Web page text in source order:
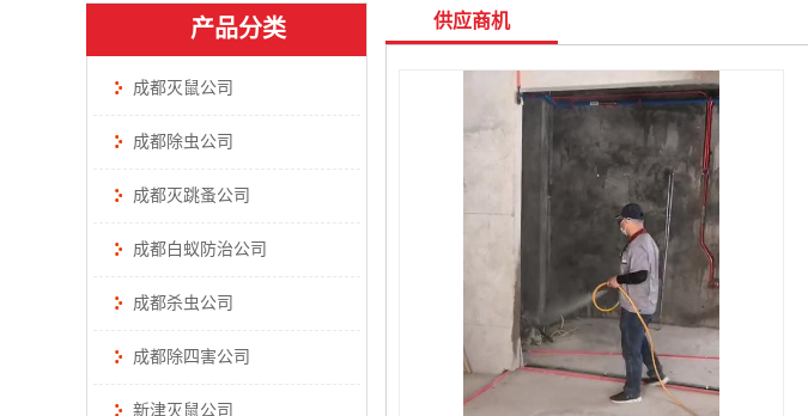
产品分类
成都灭鼠公司
成都除虫公司
成都灭跳蚤公司
成都白蚁防治公司
成都杀虫公司
成都除四害公司
新津灭鼠公司
供应商机